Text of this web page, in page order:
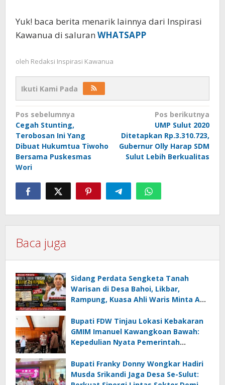
Yuk! baca berita menarik lainnya dari Inspirasi
Kawanua di saluran WHATSAPP
oleh Redaksi Inspirasi Kawanua
Ikuti Kami Pada
Navigasi
pos
Pos sebelumnya
Cegah Stunting,
Terobosan Ini Yang
Dibuat Hukumtua Tiwoho
Bersama Puskesmas
Wori
Pos berikutnya
UMP Sulut 2020
Ditetapkan Rp.3.310.723,
Gubernur Olly Harap SDM
Sulut Lebih Berkualitas
Baca juga
Sidang Perdata Sengketa Tanah
Warisan di Desa Bahoi, Likbar,
Rampung, Kuasa Ahli Waris Minta APH
Korupsi Dandes
Bupati FDW Tinjau Lokasi Kebakaran
GMIM Imanuel Kawangkoan Bawah:
Kepedulian Nyata Pemerintah
Terdampak
Bupati Franky Donny Wongkar Hadiri
Musda Srikandi Jaga Desa Se-Sulut: